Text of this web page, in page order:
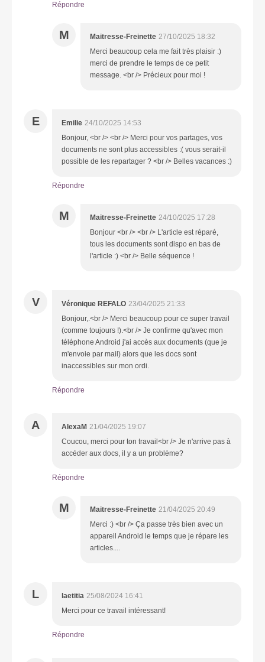
Répondre
M Maitresse-Freinette 27/10/2025 18:32
Merci beaucoup cela me fait très plaisir :)
merci de prendre le temps de ce petit
message. <br /> Précieux pour moi !
E Emilie 24/10/2025 14:53
Bonjour, <br /> <br /> Merci pour vos partages, vos
documents ne sont plus accessibles :( vous serait-il
possible de les repartager ? <br /> Belles vacances :)
Répondre
M Maitresse-Freinette 24/10/2025 17:28
Bonjour <br /> <br /> L'article est réparé,
tous les documents sont dispo en bas de
l'article :) <br /> Belle séquence !
V Véronique REFALO 23/04/2025 21:33
Bonjour,.<br /> Merci beaucoup pour ce super travail
(comme toujours !).<br /> Je confirme qu'avec mon
téléphone Android j'ai accès aux documents (que je
m'envoie par mail) alors que les docs sont
inaccessibles sur mon ordi.
Répondre
A AlexaM 21/04/2025 19:07
Coucou, merci pour ton travail<br /> Je n'arrive pas à
accéder aux docs, il y a un problème?
Répondre
M Maitresse-Freinette 21/04/2025 20:49
Merci :) <br /> Ça passe très bien avec un
appareil Android le temps que je répare les
articles....
L laetitia 25/08/2024 16:41
Merci pour ce travail intéressant!
Répondre